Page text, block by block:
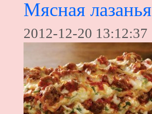
Мясная лазанья
2012-12-20 13:12:37